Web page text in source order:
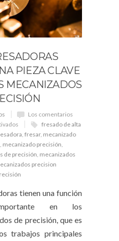
PIEZA CLAVE
MECANIZADOS
Los comentarios
fresado de alta
fresar, mecanizado
mecanizado precisión
de precisión mecanizados
precision
tienen una función
en los
de precisión, que es
trabajos principales